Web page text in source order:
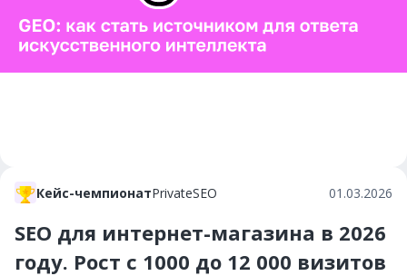
Кейс-чемпионатPrivateSEO 01.03.2026
SEO для интернет-магазина в 2026
году. Рост c 1000 до 12 000 визитов